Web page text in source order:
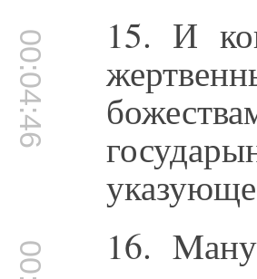
00:04:46 15. И
16.